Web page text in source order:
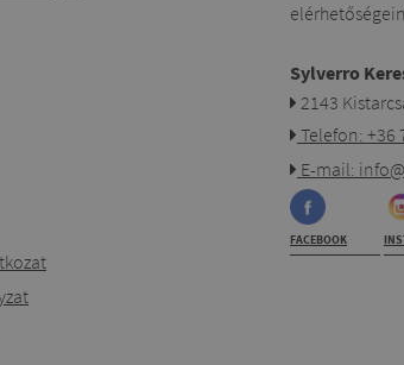
Sylverro
2143
Telefon: +36
E-mail:
FACEBOOK